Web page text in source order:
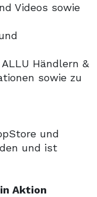
Videos sowie
Händlern &
sowie zu
und
und ist
Aktion